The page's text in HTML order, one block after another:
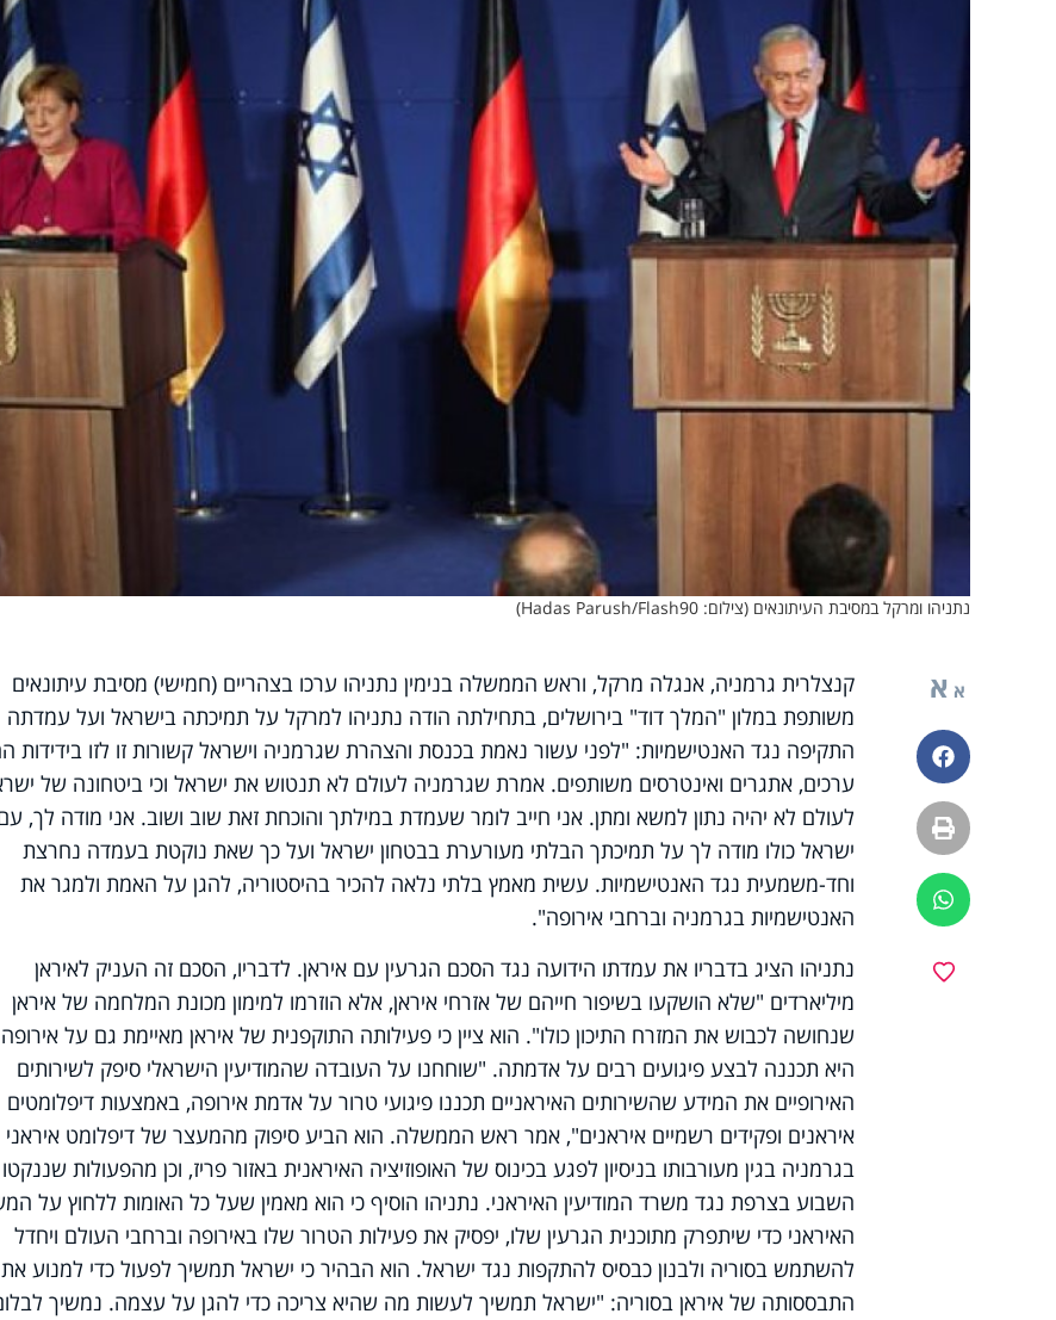
נתניהו ומרקל במסיבת העיתונאים (צילום: Hadas Parush/Flash90)
א א
פייסבוק
הדפסה
ווטסאפ
קנצלרית גרמניה, אנגלה מרקל, וראש הממשלה בנימין נתניהו ערכו בצהריים (חמישי) מסיבת עיתונאים
משותפת במלון "המלך דוד" בירושלים, בתחילתה הודה נתניהו למרקל על תמיכתה בישראל ועל עמדתה
התקיפה נגד האנטישמיות: "לפני עשור נאמת בכנסת והצהרת שגרמניה וישראל קשורות זו לזו בידידות
ערכים, אתגרים ואינטרסים משותפים. אמרת שגרמניה לעולם לא תנטוש את ישראל וכי ביטחונה של
לעולם לא יהיה נתון למשא ומתן. אני חייב לומר שעמדת במילתך והוכחת זאת שוב ושוב. אני מודה לך,
ישראל כולו מודה לך על תמיכתך הבלתי מעורערת בבטחון ישראל ועל כך שאת נוקטת בעמדה נחרצת
וחד-משמעית נגד האנטישמיות. עשית מאמץ בלתי נלאה להכיר בהיסטוריה, להגן על האמת ולמגר את
האנטישמיות בגרמניה וברחבי אירופה".
נתניהו הציג בדבריו את עמדתו הידועה נגד הסכם הגרעין עם איראן. לדבריו, הסכם זה העניק לאיראן
מיליארדים "שלא הושקעו בשיפור חייהם של אזרחי איראן, אלא הוזרמו למימון מכונת המלחמה של איראן
שנחושה לכבוש את המזרח התיכון כולו". הוא ציין כי פעילותה התוקפנית של איראן מאיימת גם על אירופה
היא תכננה לבצע פיגועים רבים על אדמתה. "שוחחנו על העובדה שהמודיעין הישראלי סיפק לשירותים
האירופיים את המידע שהשירותים האיראניים תכננו פיגועי טרור על אדמת אירופה, באמצעות דיפלומטים
איראנים ופקידים רשמיים איראנים", אמר ראש הממשלה. הוא הביע סיפוק מהמעצר של דיפלומט איראני
בגרמניה בגין מעורבותו בניסיון לפגע בכינוס של האופוזיציה האיראנית באזור פריז, וכן מהפעולות שננקטו
השבוע בצרפת נגד משרד המודיעין האיראני. נתניהו הוסיף כי הוא מאמין שעל כל האומות ללחוץ על
האיראני כדי שיתפרק מתוכנית הגרעין שלו, יפסיק את פעילות הטרור שלו באירופה וברחבי העולם ויחדל
להשתמש בסוריה ולבנון כבסיס להתקפות נגד ישראל. הוא הבהיר כי ישראל תמשיך לפעול כדי למנוע את
התבססותה של איראן בסוריה: "ישראל תמשיך לעשות מה שהיא צריכה כדי להגן על עצמה. נמשיך